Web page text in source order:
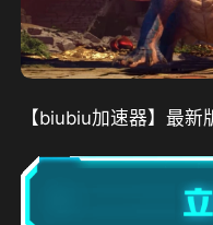
【biubiu加速器】最新